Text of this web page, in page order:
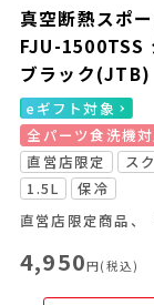
真空断熱スポ
FJU-1500TSS
ブラック(JTB)
eギフト対象
全パーツ食洗機
直営店限定
ス
1.5L
保冷
4,950円(税込)